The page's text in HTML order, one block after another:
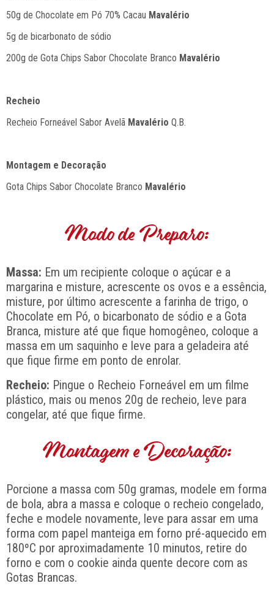
50g de Chocolate em Pó 70% Cacau Mavalério
5g de bicarbonato de sódio
200g de Gota Chips Sabor Chocolate Branco Mavalério
Recheio
Recheio Forneável Sabor Avelã Mavalério Q.B.
Montagem e Decoração
Gota Chips Sabor Chocolate Branco Mavalério
Modo de Preparo:
Massa: Em um recipiente coloque o açúcar e a
margarina e misture, acrescente os ovos e a essência,
misture, por último acrescente a farinha de trigo, o
Chocolate em Pó, o bicarbonato de sódio e a Gota
Branca, misture até que fique homogêneo, coloque a
massa em um saquinho e leve para a geladeira até
que fique firme em ponto de enrolar.
Recheio: Pingue o Recheio Forneável em um filme
plástico, mais ou menos 20g de recheio, leve para
congelar, até que fique firme.
Montagem e Decoração:
Porcione a massa com 50g gramas, modele em forma
de bola, abra a massa e coloque o recheio congelado,
feche e modele novamente, leve para assar em uma
forma com papel manteiga em forno pré-aquecido em
180ºC por aproximadamente 10 minutos, retire do
forno e com o cookie ainda quente decore com as
Gotas Brancas.